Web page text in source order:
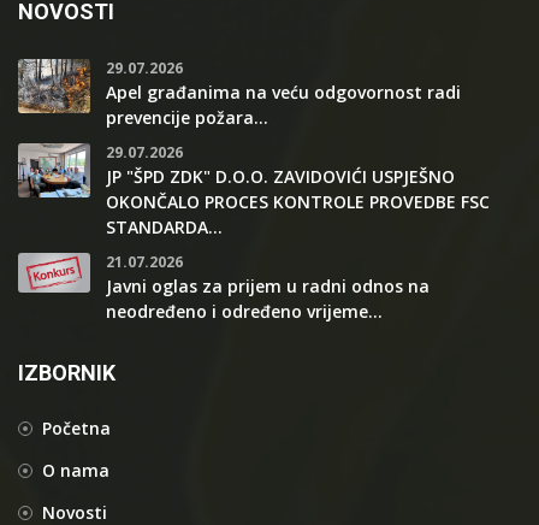
NOVOSTI
29.07.2026
Apel građanima na veću odgovornost radi
prevencije požara...
29.07.2026
JP "ŠPD ZDK" D.O.O. ZAVIDOVIĆI USPJEŠNO
OKONČALO PROCES KONTROLE PROVEDBE FSC
STANDARDA...
21.07.2026
Javni oglas za prijem u radni odnos na
neodređeno i određeno vrijeme...
IZBORNIK
Početna
O nama
Novosti